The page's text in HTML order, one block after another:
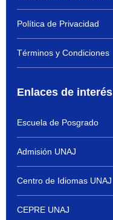
Política de Privacidad
Términos y Condiciones
Enlaces de interés
Escuela de Posgrado
Admisión UNAJ
Centro de Idiomas UNAJ
CEPRE UNAJ